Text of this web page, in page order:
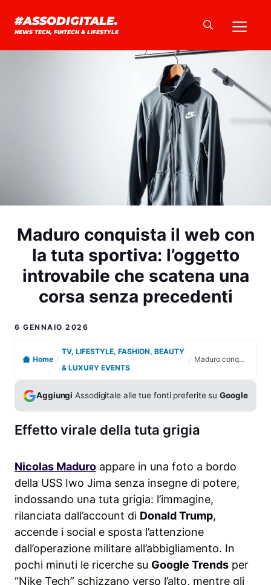
#ASSODIGITALE.
NEWS TECH, FINTECH & LIFESTYLE
Maduro conquista il web con
la tuta sportiva: l’oggetto
introvabile che scatena una
corsa senza precedenti
6 GENNAIO 2026
Home /
TV, LIFESTYLE, FASHION, BEAUTY
& LUXURY EVENTS
/ Maduro conquista il web con la tuta sportiva: l’oggetto introvabile che scatena una corsa senza precedenti
Aggiungi Assodigitale alle tue fonti preferite suGoogle
Effetto virale della tuta grigia
Nicolas Maduro appare in una foto a bordo
della USS Iwo Jima senza insegne di potere,
indossando una tuta grigia: l’immagine,
rilanciata dall’account di Donald Trump,
accende i social e sposta l’attenzione
dall’operazione militare all’abbigliamento. In
pochi minuti le ricerche su Google Trends per
“Nike Tech” schizzano verso l’alto, mentre gli